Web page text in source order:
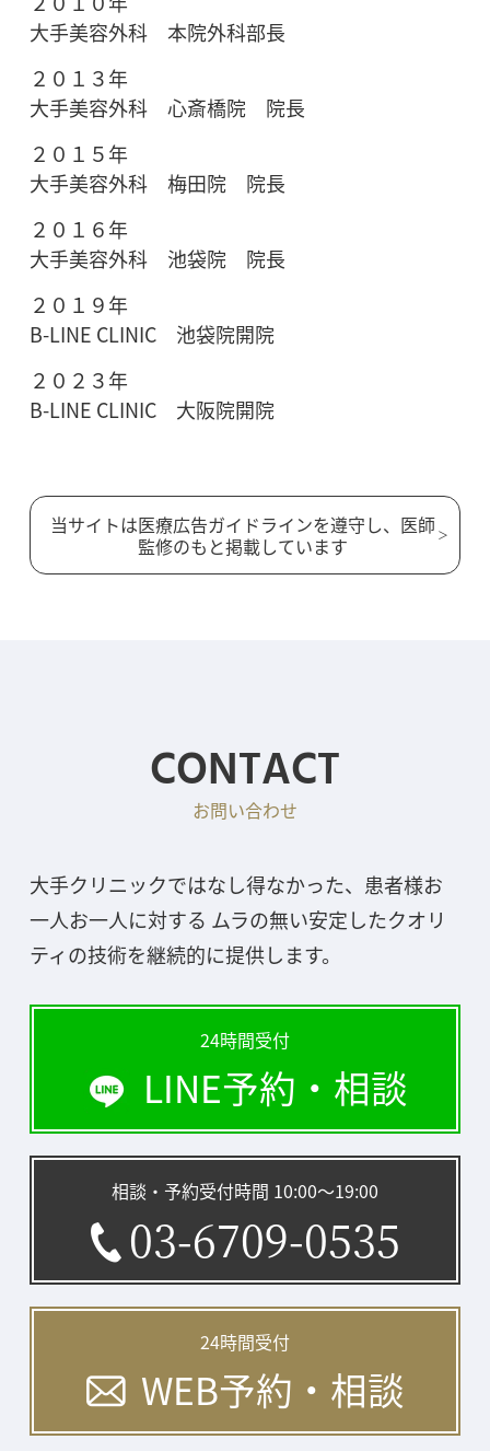
大手美容外科 本院外科部長
２０１３年
大手美容外科 心斎橋院 院長
２０１５年
大手美容外科 梅田院 院長
２０１６年
大手美容外科 池袋院 院長
２０１９年
B-LINE CLINIC 池袋院開院
２０２３年
B-LINE CLINIC 大阪院開院
当サイトは医療広告ガイドラインを遵守し、医師
監修のもと掲載しています
CONTACT
お問い合わせ
大手クリニックではなし得なかった、患者様お
一人お一人に対する ムラの無い安定したクオリ
ティの技術を継続的に提供します。
相談・予約受付時間 10:00〜19:00
03-6709-0535
24時間受付
LINE予約・相談
24時間受付
WEB予約・相談